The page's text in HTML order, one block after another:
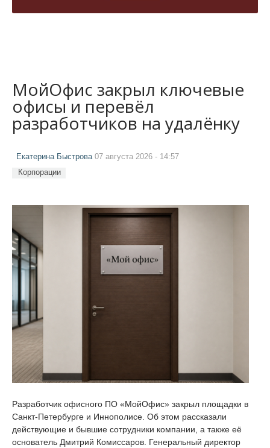
МойОфис закрыл ключевые
офисы и перевёл
разработчиков на удалёнку
Екатерина Быстрова07 августа 2026 - 14:57
Корпорации
Разработчик офисного ПО «МойОфис» закрыл площадки в
Санкт-Петербурге и Иннополисе. Об этом рассказали
действующие и бывшие сотрудники компании, а также её
основатель Дмитрий Комиссаров. Генеральный директор